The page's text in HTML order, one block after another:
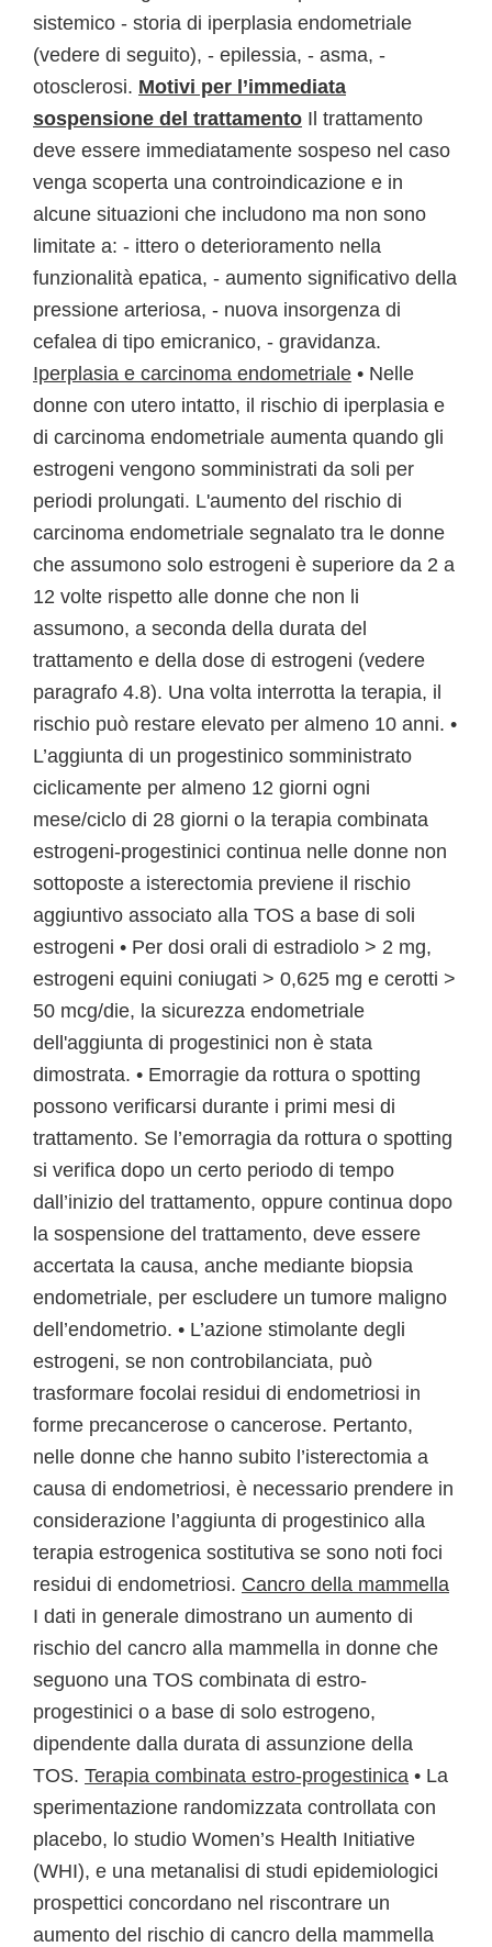
sistemico - storia di iperplasia endometriale
(vedere di seguito), - epilessia, - asma, -
otosclerosi. Motivi per l’immediata
sospensione del trattamento Il trattamento
deve essere immediatamente sospeso nel caso
venga scoperta una controindicazione e in
alcune situazioni che includono ma non sono
limitate a: - ittero o deterioramento nella
funzionalità epatica, - aumento significativo della
pressione arteriosa, - nuova insorgenza di
cefalea di tipo emicranico, - gravidanza.
Iperplasia e carcinoma endometriale • Nelle
donne con utero intatto, il rischio di iperplasia e
di carcinoma endometriale aumenta quando gli
estrogeni vengono somministrati da soli per
periodi prolungati. L'aumento del rischio di
carcinoma endometriale segnalato tra le donne
che assumono solo estrogeni è superiore da 2 a
12 volte rispetto alle donne che non li
assumono, a seconda della durata del
trattamento e della dose di estrogeni (vedere
paragrafo 4.8). Una volta interrotta la terapia, il
rischio può restare elevato per almeno 10 anni. •
L’aggiunta di un progestinico somministrato
ciclicamente per almeno 12 giorni ogni
mese/ciclo di 28 giorni o la terapia combinata
estrogeni-progestinici continua nelle donne non
sottoposte a isterectomia previene il rischio
aggiuntivo associato alla TOS a base di soli
estrogeni • Per dosi orali di estradiolo > 2 mg,
estrogeni equini coniugati > 0,625 mg e cerotti >
50 mcg/die, la sicurezza endometriale
dell'aggiunta di progestinici non è stata
dimostrata. • Emorragie da rottura o spotting
possono verificarsi durante i primi mesi di
trattamento. Se l’emorragia da rottura o spotting
si verifica dopo un certo periodo di tempo
dall’inizio del trattamento, oppure continua dopo
la sospensione del trattamento, deve essere
accertata la causa, anche mediante biopsia
endometriale, per escludere un tumore maligno
dell’endometrio. • L’azione stimolante degli
estrogeni, se non controbilanciata, può
trasformare focolai residui di endometriosi in
forme precancerose o cancerose. Pertanto,
nelle donne che hanno subito l’isterectomia a
causa di endometriosi, è necessario prendere in
considerazione l’aggiunta di progestinico alla
terapia estrogenica sostitutiva se sono noti foci
residui di endometriosi. Cancro della mammella
I dati in generale dimostrano un aumento di
rischio del cancro alla mammella in donne che
seguono una TOS combinata di estro-
progestinici o a base di solo estrogeno,
dipendente dalla durata di assunzione della
TOS. Terapia combinata estro-progestinica • La
sperimentazione randomizzata controllata con
placebo, lo studio Women’s Health Initiative
(WHI), e una metanalisi di studi epidemiologici
prospettici concordano nel riscontrare un
aumento del rischio di cancro della mammella